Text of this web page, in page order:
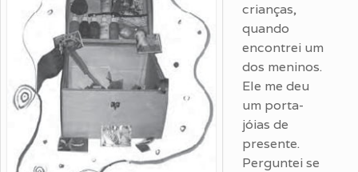
crianças,
quando
encontrei um
dos meninos.
Ele me deu
um porta-
jóias de
presente.
Perguntei se